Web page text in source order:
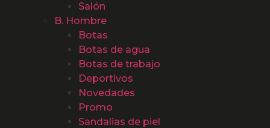
Salón
B. Hombre
Botas
Botas de agua
Botas de trabajo
Deportivos
Novedades
Promo
Sandalias de piel